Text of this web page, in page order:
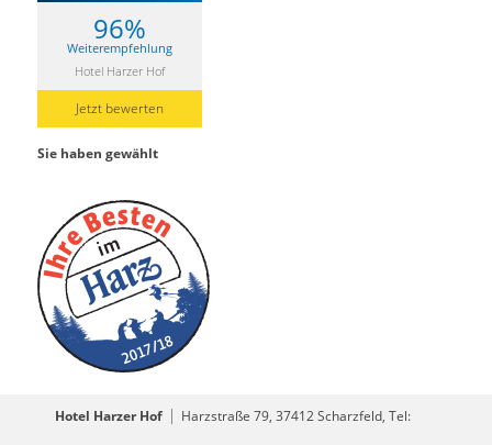
96%
Weiterempfehlung
Hotel Harzer Hof
Jetzt bewerten
Sie haben gewählt
Hotel Harzer Hof Harzstraße 79, 37412 Scharzfeld, Tel: